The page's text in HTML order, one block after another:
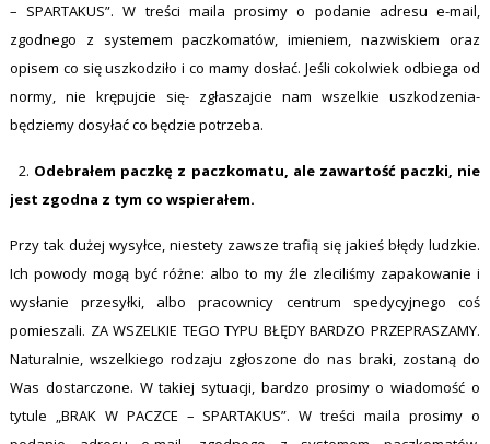
– SPARTAKUS”. W treści maila prosimy o podanie adresu e-mail,
zgodnego z systemem paczkomatów, imieniem, nazwiskiem oraz
opisem co się uszkodziło i co mamy dosłać. Jeśli cokolwiek odbiega od
normy, nie krępujcie się- zgłaszajcie nam wszelkie uszkodzenia-
będziemy dosyłać co będzie potrzeba.
2. Odebrałem paczkę z paczkomatu, ale zawartość paczki, nie
jest zgodna z tym co wspierałem.
Przy tak dużej wysyłce, niestety zawsze trafią się jakieś błędy ludzkie.
Ich powody mogą być różne: albo to my źle zleciliśmy zapakowanie i
wysłanie przesyłki, albo pracownicy centrum spedycyjnego coś
pomieszali. ZA WSZELKIE TEGO TYPU BŁĘDY BARDZO PRZEPRASZAMY.
Naturalnie, wszelkiego rodzaju zgłoszone do nas braki, zostaną do
Was dostarczone. W takiej sytuacji, bardzo prosimy o wiadomość o
tytule „BRAK W PACZCE – SPARTAKUS”. W treści maila prosimy o